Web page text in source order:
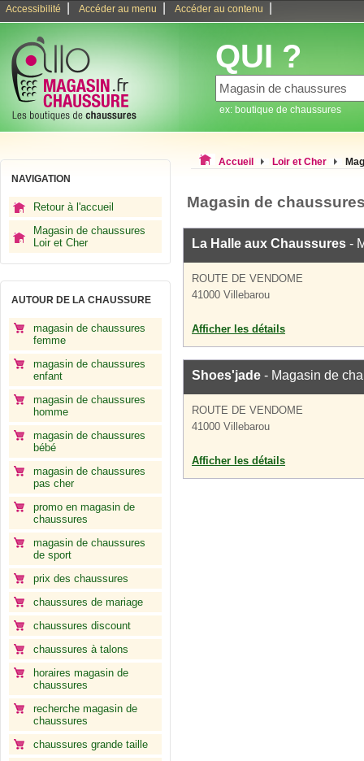
Accessibilité Accéder au menu Accéder au contenu
QUI ?
ex: boutique de chaussures
NAVIGATION
Retour à l'accueil
Magasin de chaussures
Loir et Cher
AUTOUR DE LA CHAUSSURE
magasin de chaussures
femme
magasin de chaussures
enfant
magasin de chaussures
homme
magasin de chaussures
bébé
magasin de chaussures
pas cher
promo en magasin de
chaussures
magasin de chaussures
de sport
prix des chaussures
chaussures de mariage
chaussures discount
chaussures à talons
horaires magasin de
chaussures
recherche magasin de
chaussures
chaussures grande taille
Accueil Loir et Cher
Magasin de
La Halle aux Chaussures -
ROUTE DE VENDOME
41000 Villebarou
Afficher les détails
Shoes'jade - Magasin de
ROUTE DE VENDOME
41000 Villebarou
Afficher les détails